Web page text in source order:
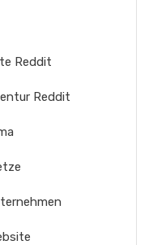
Reddit
Reddit